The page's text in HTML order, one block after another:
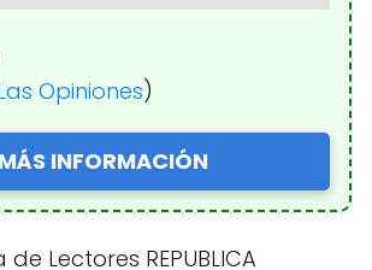
Opiniones)
MÁS INFORMACIÓN
Lectores REPUBLICA